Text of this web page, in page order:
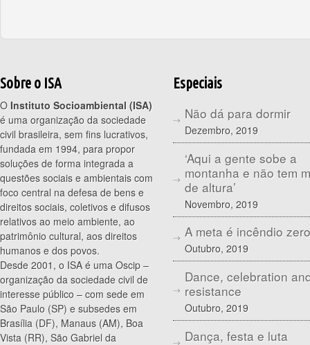
Sobre o ISA
O Instituto Socioambiental (ISA)
é uma organização da sociedade
civil brasileira, sem fins lucrativos,
fundada em 1994, para propor
soluções de forma integrada a
questões sociais e ambientais com
foco central na defesa de bens e
direitos sociais, coletivos e difusos
relativos ao meio ambiente, ao
patrimônio cultural, aos direitos
humanos e dos povos.
Desde 2001, o ISA é uma Oscip –
organização da sociedade civil de
interesse público – com sede em
São Paulo (SP) e subsedes em
Brasília (DF), Manaus (AM), Boa
Vista (RR), São Gabriel da
Especiais
Não dá para dormir
Dezembro, 2019
‘Aqui a gente sobe a
montanha e não tem
de altura’
Novembro, 2019
A meta é incêndio zero
Outubro, 2019
Dance, celebration
resistance
Outubro, 2019
Dança, festa e luta